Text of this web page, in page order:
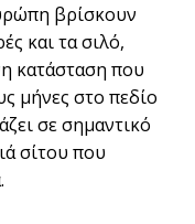
βρίσκουν
και τα σιλό,
κατάσταση που
μήνες στο πεδίο
σε σημαντικό
σίτου που